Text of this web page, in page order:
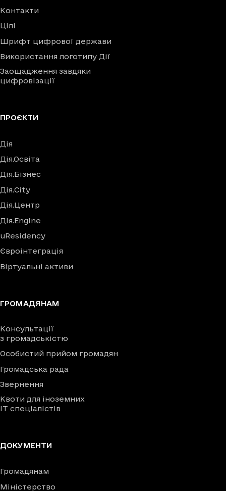
Контакти
Цілі
Шрифт цифрової держави
Використання логотипу Дії
Заощадження завдяки
цифровізації
ПРОЄКТИ
Дія
Дія.Освіта
Дія.Бізнес
Дія.City
Дія.Центр
Дія.Engine
uResidency
Євроінтеграція
Віртуальні активи
ГРОМАДЯНАМ
Консультації
з громадськістю
Особистий прийом громадян
Громадська рада
Звернення
Квоти для іноземних
IT спеціалістів
ДОКУМЕНТИ
Громадянам
Міністерство